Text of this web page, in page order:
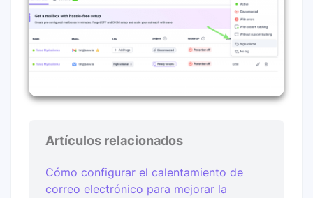
Artículos relacionados
Cómo configurar el calentamiento de
correo electrónico para mejorar la